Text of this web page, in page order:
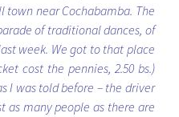
town near Cochabamba. The
of traditional dances, of
week. We got to that place
cost the pennies, 2.50 bs.)
I was told before – the driver
as many people as there are